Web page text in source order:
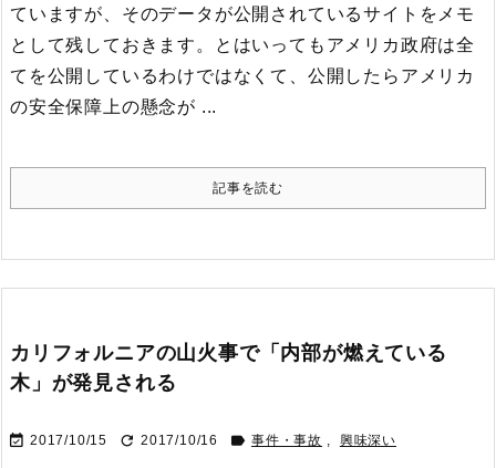
ていますが、そのデータが公開されているサイトをメモ
として残しておきます。
とはいってもアメリカ政府は全
てを公開しているわけではなくて、公開したらアメリカ
の安全保障上の懸念が ...
記事を読む
カリフォルニアの山火事で「内部が燃えている
木」が発見される
 2017/10/15  2017/10/16  事件・事故 , 興味深い